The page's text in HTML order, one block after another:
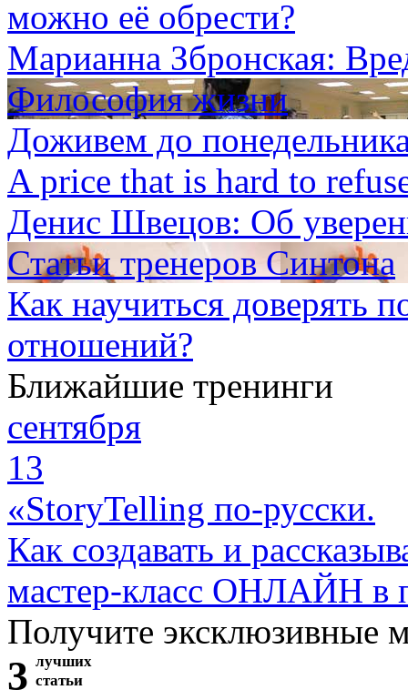
можно её обрести?
Марианна Збронская:
Философия жизни
Доживем до
A price that is hard to
Денис Швецов: Об
Статьи тренеров Синтона
Как научиться доверять
отношений?
Ближайшие тренинги
сентября
13
«StoryTelling по-русски.
Как создавать и
мастер-класс ОНЛАЙН в
Получите эксклюзивные
3 лучших
статьи